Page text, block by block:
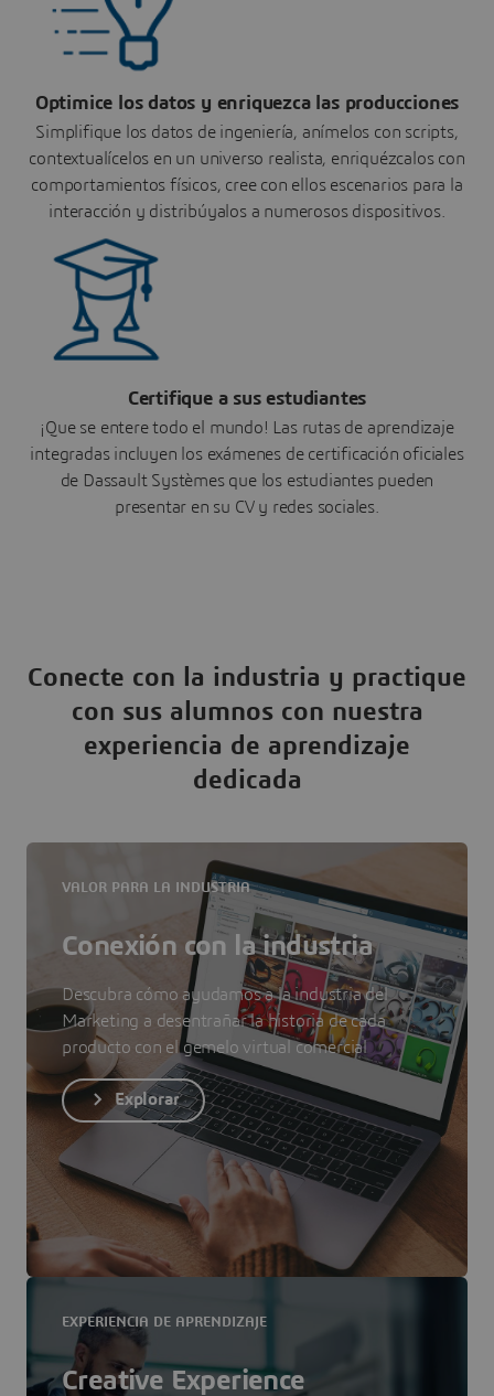
Optimice los datos y enriquezca las producciones
Simplifique los datos de ingeniería, anímelos con scripts,
contextualícelos en un universo realista, enriquézcalos con
comportamientos físicos, cree con ellos escenarios para la
interacción y distribúyalos a numerosos dispositivos.
Certifique a sus estudiantes
¡Que se entere todo el mundo! Las rutas de aprendizaje
integradas incluyen los exámenes de certificación oficiales
de Dassault Systèmes que los estudiantes pueden
presentar en su CV y redes sociales.
Conecte con la industria y practique
con sus alumnos con nuestra
experiencia de aprendizaje
dedicada
VALOR PARA LA INDUSTRIA
Conexión con la industria
Descubra cómo ayudamos a la industria del
Marketing a desentrañar la historia de cada
producto con el gemelo virtual comercial
Explorar
EXPERIENCIA DE APRENDIZAJE
Creative Experience